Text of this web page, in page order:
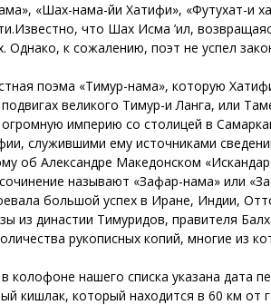
«Шах-нама-йи Хатифи», «Футухат-и
’ил,
Однако, к сожалению, поэт не успел
поэма «Тимур-нама», которую
великого Тимур-и Ланга, или
империю со столицей в
служившими ему источниками
об Александре Македонском
называют «Зафар-нама» или
большой успех в Иране, Индии,
из династии Тимуридов, правителя
рукописных копий, многие из
колофоне нашего списка указана дата
кишлак, который находится в 60 км от